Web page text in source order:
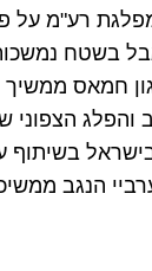
רע"מ על
בשטח
חמאס
והפלג הצפוני
בשיתוף
הנגב